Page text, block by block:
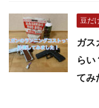
豆だ
ガス
らい
てみ